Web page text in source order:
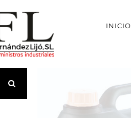
INICIO